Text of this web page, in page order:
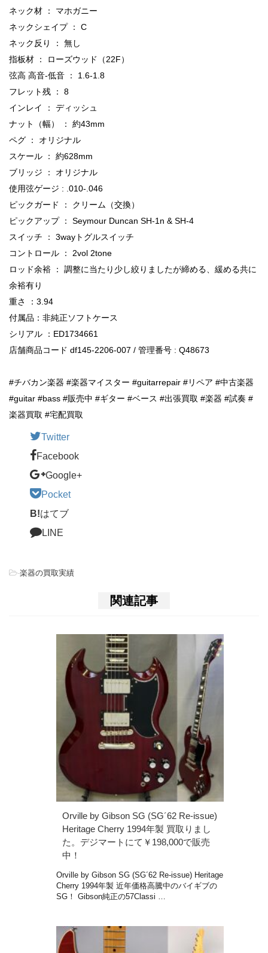
ネック材 ： マホガニー
ネックシェイプ ： C
ネック反り ： 無し
指板材 ： ローズウッド（22F）
弦高 高音-低音 ： 1.6-1.8
フレット残 ： 8
インレイ ： ディッシュ
ナット（幅） ： 約43mm
ペグ ： オリジナル
スケール ： 約628mm
ブリッジ ： オリジナル
使用弦ゲージ : .010-.046
ピックガード ： クリーム（交換）
ピックアップ ： Seymour Duncan SH-1n & SH-4
スイッチ ： 3wayトグルスイッチ
コントロール ： 2vol 2tone
ロッド余裕 ： 調整に当たり少し絞りましたが締める、緩める共に
余裕有り
重さ ：3.94
付属品：非純正ソフトケース
シリアル ：ED1734661
店舗商品コード df145-2206-007 / 管理番号 : Q48673
#チバカン楽器 #楽器マイスター #guitarrepair #リペア #中古楽器
#guitar #bass #販売中 #ギター #ベース #出張買取 #楽器 #試奏 #
楽器買取 #宅配買取
Twitter
Facebook
Google+
Pocket
B!はてブ
LINE
-楽器の買取実績
関連記事
Orville by Gibson SG (SG´62 Re-issue)
Heritage Cherry 1994年製 買取りまし
た。デジマートにて￥198,000で販売
中！
Orville by Gibson SG (SG´62 Re-issue) Heritage
Cherry 1994年製 近年価格高騰中のバイギブの
SG！ Gibson純正の57Classi …